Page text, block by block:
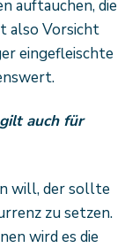
auftauchen, die
also Vorsicht
eingefleischte
auch für
will, der sollte
zu setzen.
wird es die